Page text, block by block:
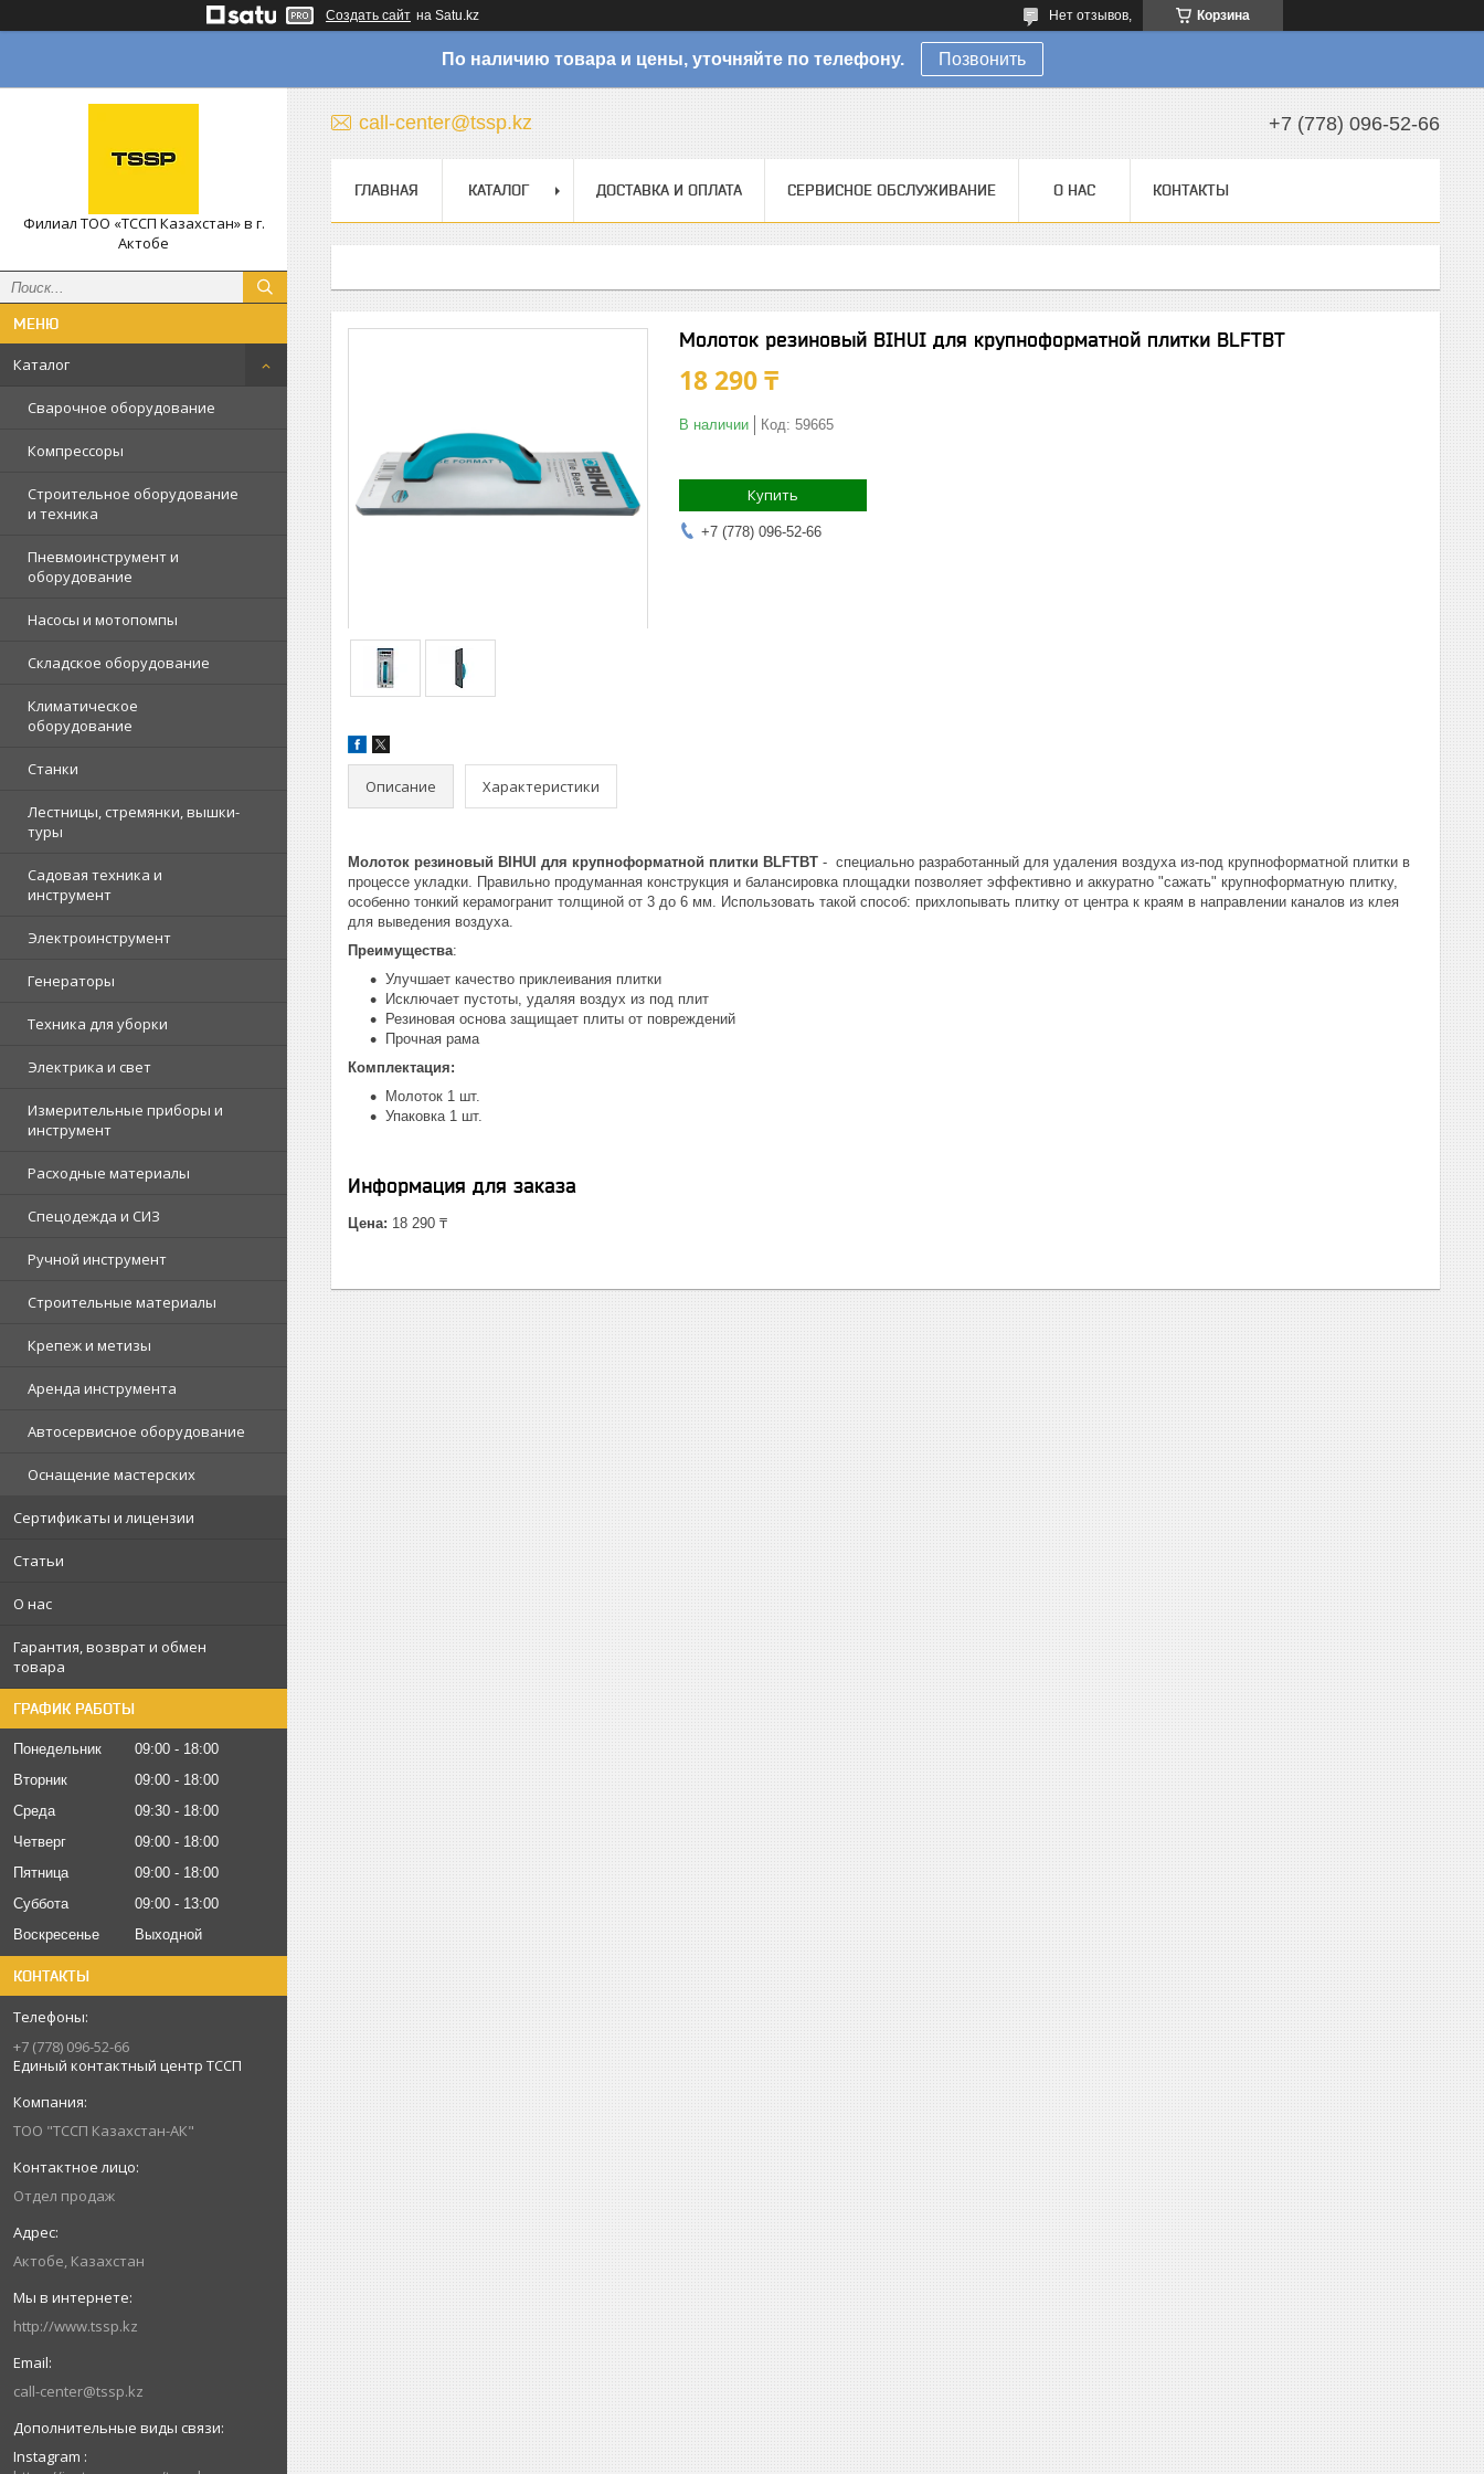
Создать сайт на Satu.kz Корзина
Нет отзывов,
По наличию товара и цены, уточняйте по телефону. Позвонить
Филиал ТОО «ТССП Казахстан» в г.
Актобе
Каталог
Сварочное оборудование
Компрессоры
Строительное оборудование
и техника
Пневмоинструмент и
оборудование
Насосы и мотопомпы
Складское оборудование
Климатическое
оборудование
Станки
Лестницы, стремянки, вышки-
туры
Садовая техника и
инструмент
Электроинструмент
Генераторы
Техника для уборки
Электрика и свет
Измерительные приборы и
инструмент
Расходные материалы
Спецодежда и СИЗ
Ручной инструмент
Строительные материалы
Крепеж и метизы
Аренда инструмента
Автосервисное оборудование
Оснащение мастерских
Сертификаты и лицензии
Статьи
О нас
Гарантия, возврат и обмен
товара
ГРАФИК РАБОТЫ
Понедельник 09:00
18:00
Вторник
09:00
18:00
Среда
09:30
18:00
Четверг
09:00
18:00
Пятница
09:00
18:00
Суббота
09:00
13:00
Воскресенье
Выходной
КОНТАКТЫ
+7 (778) 096-52-66
Единый контактный центр ТССП
ТОО "ТССП Казахстан-АК"
Отдел продаж
Актобе, Казахстан
http://www.tssp.kz
call-center@tssp.kz
Instagram
call-center@tssp.kz +7 (778) 096-52-66
ГЛАВНАЯ КАТАЛОГ ДОСТАВКА И ОПЛАТА СЕРВИСНОЕ ОБСЛУЖИВАНИЕ О НАС КОНТАКТЫ
Молоток резиновый BIHUI для крупноформатной плитки BLFTBT
18 290 ₸
В наличии Код: 59665
Купить
+7 (778) 096-52-66
Описание Характеристики
Молоток резиновый BIHUI для крупноформатной плитки BLFTBT - специально разработанный для удаления воздуха из-под крупноформатной плитки в
процессе укладки. Правильно продуманная конструкция и балансировка площадки позволяет эффективно и аккуратно "сажать" крупноформатную плитку,
особенно тонкий керамогранит толщиной от 3 до 6 мм. Использовать такой способ: прихлопывать плитку от центра к краям в направлении каналов из клея
для выведения воздуха.
Преимущества:
Улучшает качество приклеивания плитки
Исключает пустоты, удаляя воздух из под плит
Резиновая основа защищает плиты от повреждений
Прочная рама
Комплектация:
Молоток 1 шт.
Упаковка 1 шт.
Информация для заказа
Цена: 18 290 ₸